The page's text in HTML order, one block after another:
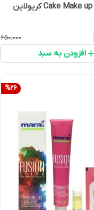
۶۵۰٬۰۰۰
افزودن به سبد
%26